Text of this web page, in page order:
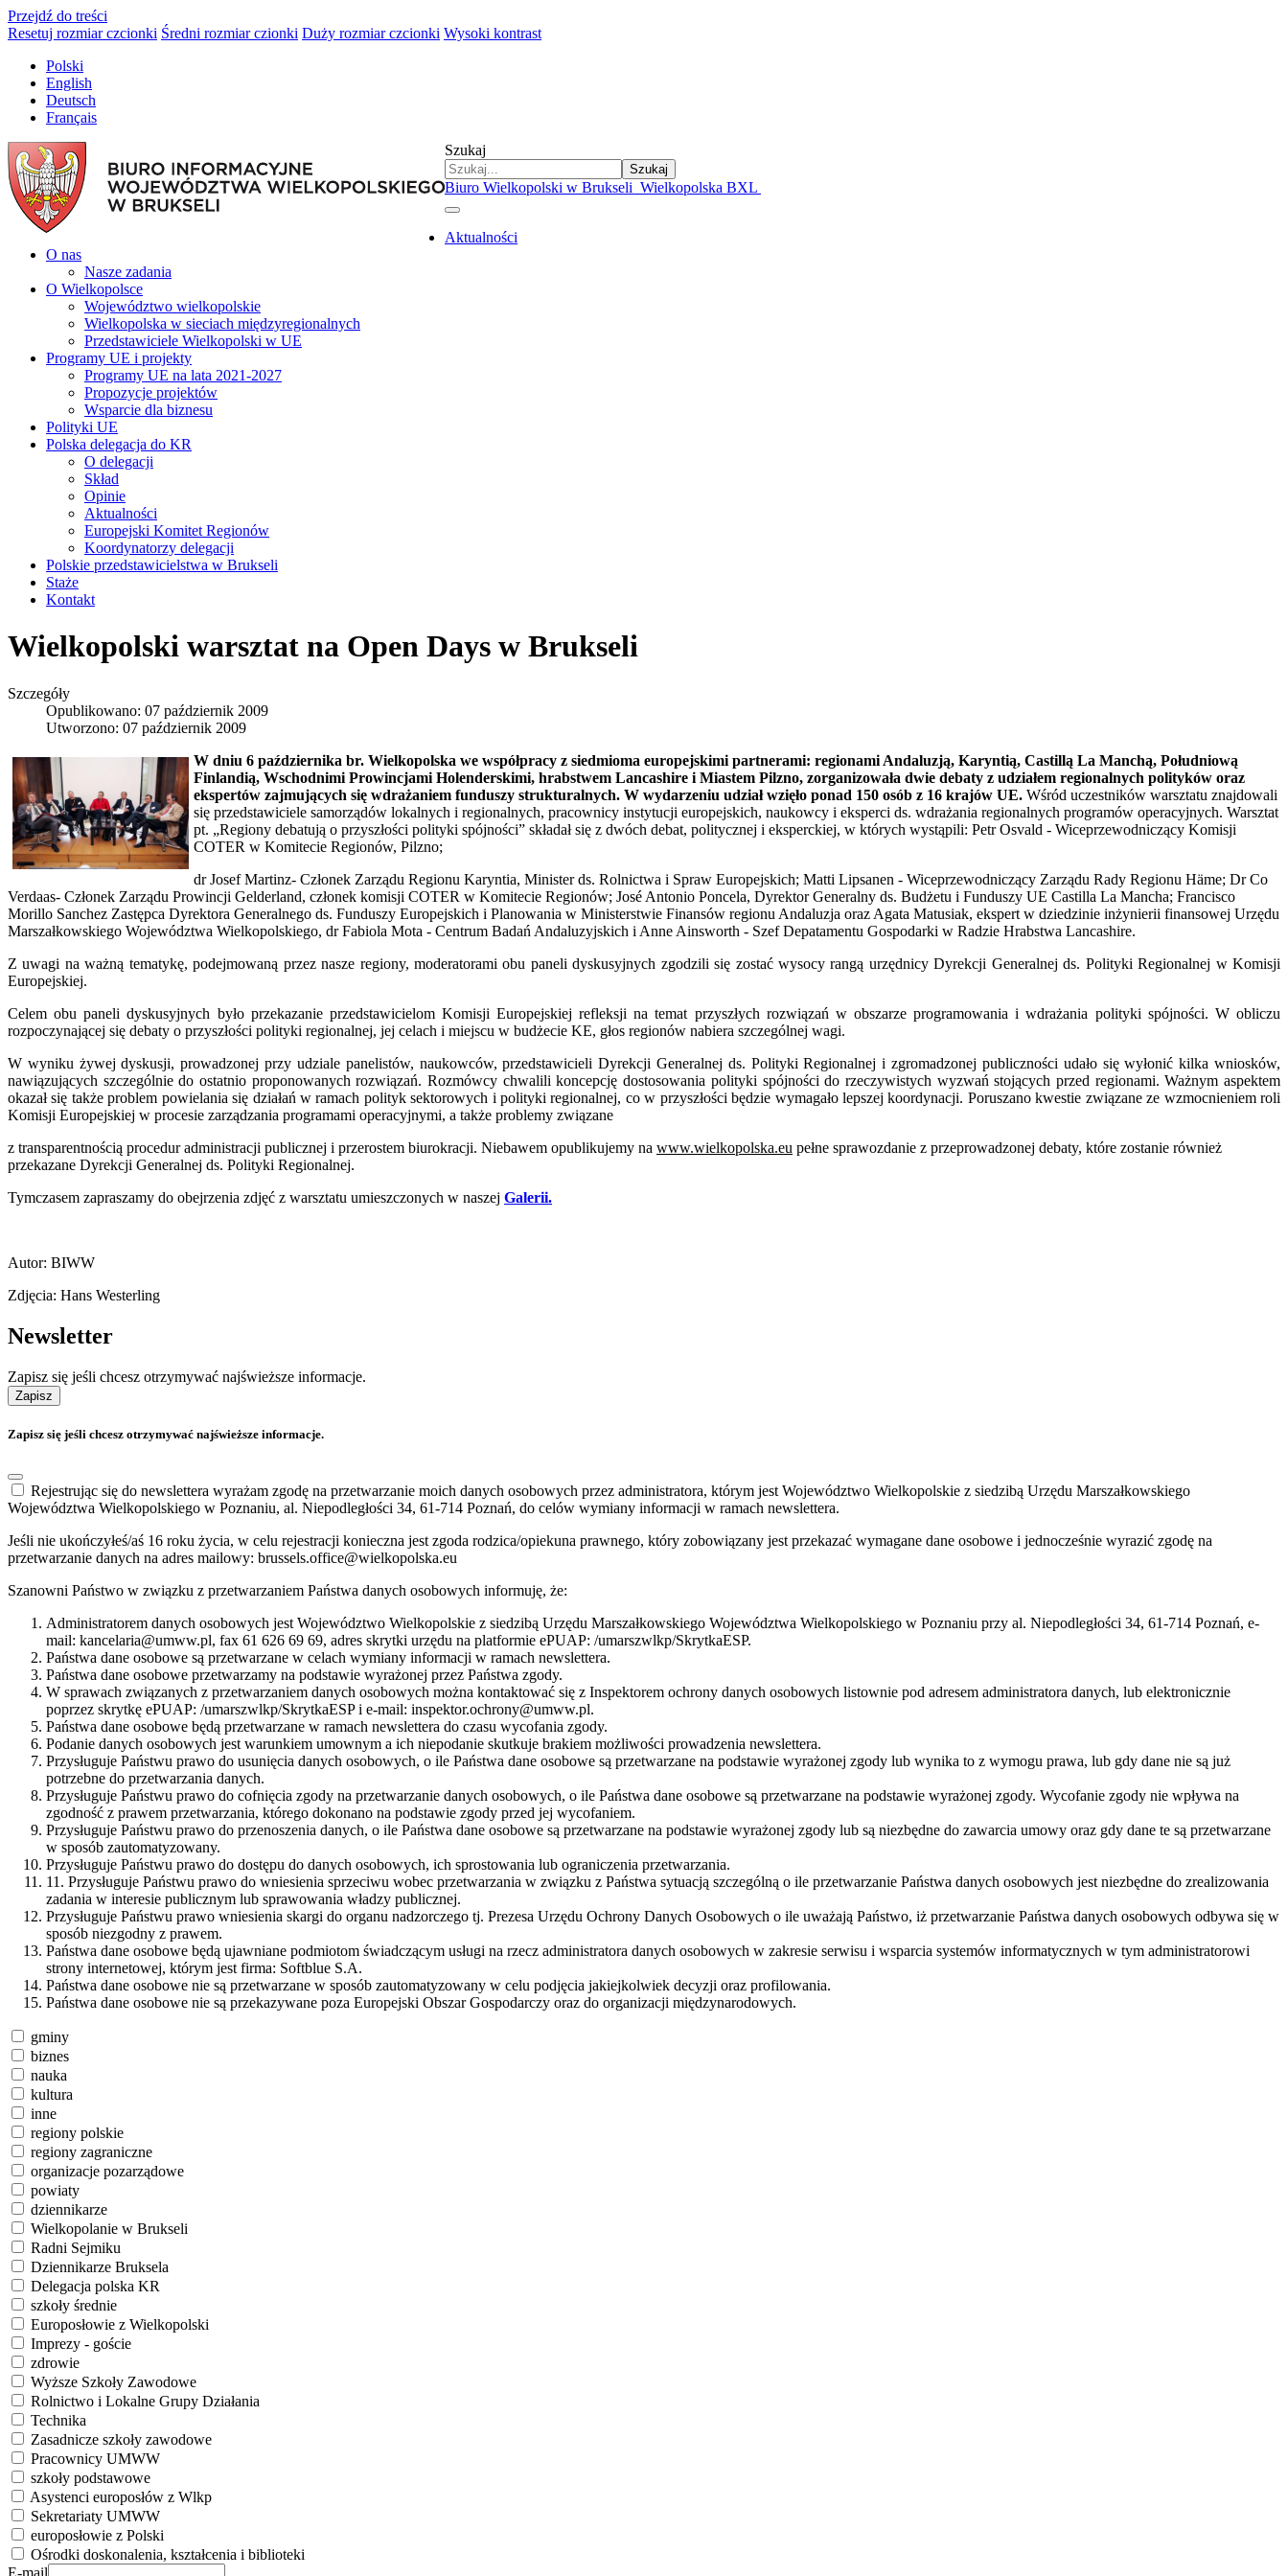
Przejdź do treści
Resetuj rozmiar czcionki Średni rozmiar czionki Duży rozmiar czcionki Wysoki kontrast
Polski
English
Deutsch
Français
Szukaj
Szukaj
Biuro Wielkopolski w Brukseli Wielkopolska BXL
Aktualności
O nas
Nasze zadania
O Wielkopolsce
Województwo wielkopolskie
Wielkopolska w sieciach międzyregionalnych
Przedstawiciele Wielkopolski w UE
Programy UE i projekty
Programy UE na lata 2021-2027
Propozycje projektów
Wsparcie dla biznesu
Polityki UE
Polska delegacja do KR
O delegacji
Skład
Opinie
Aktualności
Europejski Komitet Regionów
Koordynatorzy delegacji
Polskie przedstawicielstwa w Brukseli
Staże
Kontakt
Wielkopolski warsztat na Open Days w Brukseli
Szczegóły
Opublikowano: 07 październik 2009
Utworzono: 07 październik 2009
W dniu 6 października br. Wielkopolska we współpracy z siedmioma europejskimi partnerami: regionami Andaluzją, Karyntią, Castillą La Manchą, Południową
Finlandią, Wschodnimi Prowincjami Holenderskimi, hrabstwem Lancashire i Miastem Pilzno, zorganizowała dwie debaty z udziałem regionalnych polityków oraz
ekspertów zajmujących się wdrażaniem funduszy strukturalnych. W wydarzeniu udział wzięło ponad 150 osób z 16 krajów UE. Wśród uczestników warsztatu znajdowali
się przedstawiciele samorządów lokalnych i regionalnych, pracownicy instytucji europejskich, naukowcy i eksperci ds. wdrażania regionalnych programów operacyjnych. Warsztat
pt. „Regiony debatują o przyszłości polityki spójności” składał się z dwóch debat, politycznej i eksperckiej, w których wystąpili: Petr Osvald - Wiceprzewodniczący Komisji
COTER w Komitecie Regionów, Pilzno;
dr Josef Martinz- Członek Zarządu Regionu Karyntia, Minister ds. Rolnictwa i Spraw Europejskich; Matti Lipsanen - Wiceprzewodniczący Zarządu Rady Regionu Häme; Dr Co
Verdaas- Członek Zarządu Prowincji Gelderland, członek komisji COTER w Komitecie Regionów; José Antonio Poncela, Dyrektor Generalny ds. Budżetu i Funduszy UE Castilla La Mancha; Francisco
Morillo Sanchez Zastępca Dyrektora Generalnego ds. Funduszy Europejskich i Planowania w Ministerstwie Finansów regionu Andaluzja oraz Agata Matusiak, ekspert w dziedzinie inżynierii finansowej Urzędu
Marszałkowskiego Województwa Wielkopolskiego, dr Fabiola Mota - Centrum Badań Andaluzyjskich i Anne Ainsworth - Szef Depatamentu Gospodarki w Radzie Hrabstwa Lancashire.
Z uwagi na ważną tematykę, podejmowaną przez nasze regiony, moderatorami obu paneli dyskusyjnych zgodzili się zostać wysocy rangą urzędnicy Dyrekcji Generalnej ds. Polityki Regionalnej w Komisji
Europejskiej.
Celem obu paneli dyskusyjnych było przekazanie przedstawicielom Komisji Europejskiej refleksji na temat przyszłych rozwiązań w obszarze programowania i wdrażania polityki spójności. W obliczu
rozpoczynającej się debaty o przyszłości polityki regionalnej, jej celach i miejscu w budżecie KE, głos regionów nabiera szczególnej wagi.
W wyniku żywej dyskusji, prowadzonej przy udziale panelistów, naukowców, przedstawicieli Dyrekcji Generalnej ds. Polityki Regionalnej i zgromadzonej publiczności udało się wyłonić kilka wniosków,
nawiązujących szczególnie do ostatnio proponowanych rozwiązań. Rozmówcy chwalili koncepcję dostosowania polityki spójności do rzeczywistych wyzwań stojących przed regionami. Ważnym aspektem
okazał się także problem powielania się działań w ramach polityk sektorowych i polityki regionalnej, co w przyszłości będzie wymagało lepszej koordynacji. Poruszano kwestie związane ze wzmocnieniem roli
Komisji Europejskiej w procesie zarządzania programami operacyjnymi, a także problemy związane
z transparentnością procedur administracji publicznej i przerostem biurokracji. Niebawem opublikujemy na www.wielkopolska.eu pełne sprawozdanie z przeprowadzonej debaty, które zostanie również
przekazane Dyrekcji Generalnej ds. Polityki Regionalnej.
Tymczasem zapraszamy do obejrzenia zdjęć z warsztatu umieszczonych w naszej Galerii.
Autor: BIWW
Zdjęcia: Hans Westerling
Newsletter
Zapisz się jeśli chcesz otrzymywać najświeższe informacje.
Zapisz
Zapisz się jeśli chcesz otrzymywać najświeższe informacje.
Rejestrując się do newslettera wyrażam zgodę na przetwarzanie moich danych osobowych przez administratora, którym jest Województwo Wielkopolskie z siedzibą Urzędu Marszałkowskiego
Województwa Wielkopolskiego w Poznaniu, al. Niepodległości 34, 61-714 Poznań, do celów wymiany informacji w ramach newslettera.
Jeśli nie ukończyłeś/aś 16 roku życia, w celu rejestracji konieczna jest zgoda rodzica/opiekuna prawnego, który zobowiązany jest przekazać wymagane dane osobowe i jednocześnie wyrazić zgodę na
przetwarzanie danych na adres mailowy: brussels.office@wielkopolska.eu
Szanowni Państwo w związku z przetwarzaniem Państwa danych osobowych informuję, że:
Administratorem danych osobowych jest Województwo Wielkopolskie z siedzibą Urzędu Marszałkowskiego Województwa Wielkopolskiego w Poznaniu przy al. Niepodległości 34, 61-714 Poznań, e-
mail: kancelaria@umww.pl, fax 61 626 69 69, adres skrytki urzędu na platformie ePUAP: /umarszwlkp/SkrytkaESP.
Państwa dane osobowe są przetwarzane w celach wymiany informacji w ramach newslettera.
Państwa dane osobowe przetwarzamy na podstawie wyrażonej przez Państwa zgody.
W sprawach związanych z przetwarzaniem danych osobowych można kontaktować się z Inspektorem ochrony danych osobowych listownie pod adresem administratora danych, lub elektronicznie
poprzez skrytkę ePUAP: /umarszwlkp/SkrytkaESP i e-mail: inspektor.ochrony@umww.pl.
Państwa dane osobowe będą przetwarzane w ramach newslettera do czasu wycofania zgody.
Podanie danych osobowych jest warunkiem umownym a ich niepodanie skutkuje brakiem możliwości prowadzenia newslettera.
Przysługuje Państwu prawo do usunięcia danych osobowych, o ile Państwa dane osobowe są przetwarzane na podstawie wyrażonej zgody lub wynika to z wymogu prawa, lub gdy dane nie są już
potrzebne do przetwarzania danych.
Przysługuje Państwu prawo do cofnięcia zgody na przetwarzanie danych osobowych, o ile Państwa dane osobowe są przetwarzane na podstawie wyrażonej zgody. Wycofanie zgody nie wpływa na
zgodność z prawem przetwarzania, którego dokonano na podstawie zgody przed jej wycofaniem.
Przysługuje Państwu prawo do przenoszenia danych, o ile Państwa dane osobowe są przetwarzane na podstawie wyrażonej zgody lub są niezbędne do zawarcia umowy oraz gdy dane te są przetwarzane
w sposób zautomatyzowany.
Przysługuje Państwu prawo do dostępu do danych osobowych, ich sprostowania lub ograniczenia przetwarzania.
11. Przysługuje Państwu prawo do wniesienia sprzeciwu wobec przetwarzania w związku z Państwa sytuacją szczególną o ile przetwarzanie Państwa danych osobowych jest niezbędne do zrealizowania
zadania w interesie publicznym lub sprawowania władzy publicznej.
Przysługuje Państwu prawo wniesienia skargi do organu nadzorczego tj. Prezesa Urzędu Ochrony Danych Osobowych o ile uważają Państwo, iż przetwarzanie Państwa danych osobowych odbywa się w
sposób niezgodny z prawem.
Państwa dane osobowe będą ujawniane podmiotom świadczącym usługi na rzecz administratora danych osobowych w zakresie serwisu i wsparcia systemów informatycznych w tym administratorowi
strony internetowej, którym jest firma: Softblue S.A.
Państwa dane osobowe nie są przetwarzane w sposób zautomatyzowany w celu podjęcia jakiejkolwiek decyzji oraz profilowania.
Państwa dane osobowe nie są przekazywane poza Europejski Obszar Gospodarczy oraz do organizacji międzynarodowych.
gminy
biznes
nauka
kultura
inne
regiony polskie
regiony zagraniczne
organizacje pozarządowe
powiaty
dziennikarze
Wielkopolanie w Brukseli
Radni Sejmiku
Dziennikarze Bruksela
Delegacja polska KR
szkoły średnie
Europosłowie z Wielkopolski
Imprezy - goście
zdrowie
Wyższe Szkoły Zawodowe
Rolnictwo i Lokalne Grupy Działania
Technika
Zasadnicze szkoły zawodowe
Pracownicy UMWW
szkoły podstawowe
Asystenci europosłów z Wlkp
Sekretariaty UMWW
europosłowie z Polski
Ośrodki doskonalenia, kształcenia i biblioteki
E-mail